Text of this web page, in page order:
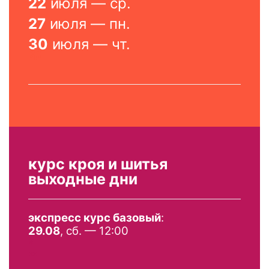
27 июля — пн.
30 июля — чт.
*
курс кроя и шитья
выходные дни
экспресс курс базовый:
29.08, сб. — 12:00